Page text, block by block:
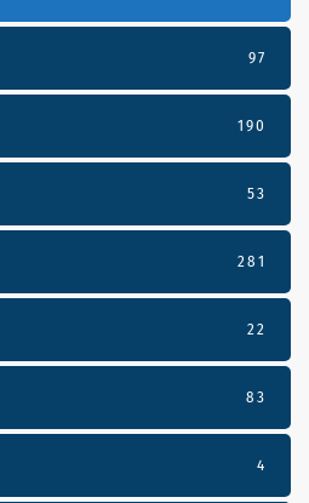
97
190
53
281
22
83
4